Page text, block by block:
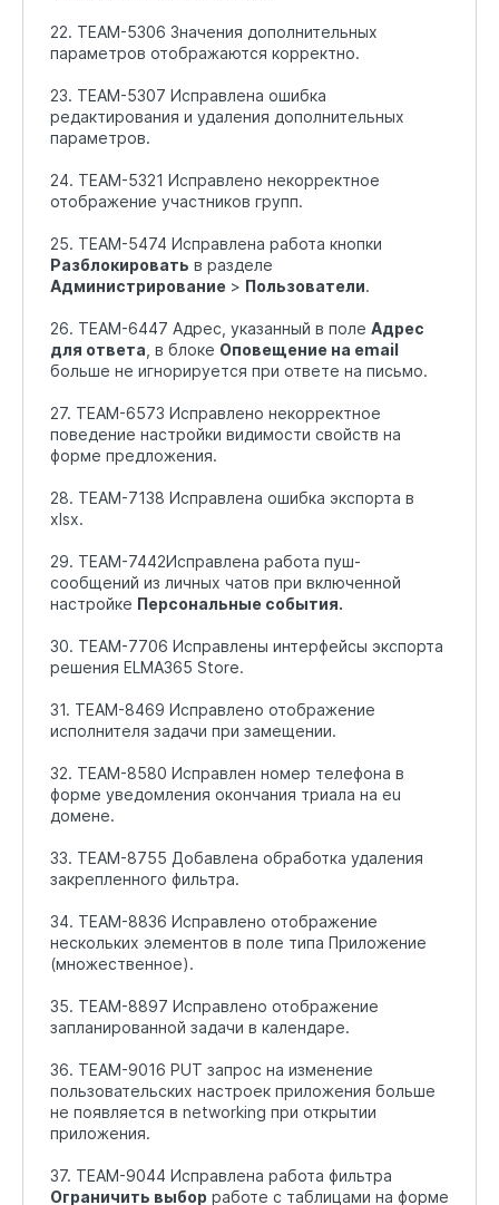
22. TEAM-5306 Значения дополнительных
параметров отображаются корректно.
23. TEAM-5307 Исправлена ошибка
редактирования и удаления дополнительных
параметров.
24. TEAM-5321 Исправлено некорректное
отображение участников групп.
25. TEAM-5474 Исправлена работа кнопки
Разблокировать в разделе
Администрирование > Пользователи.
26. TEAM-6447 Адрес, указанный в поле Адрес
для ответа , в блоке Оповещение на email
больше не игнорируется при ответе на письмо.
27. TEAM-6573 Исправлено некорректное
поведение настройки видимости свойств на
форме предложения.
28. TEAM-7138 Исправлена ошибка экспорта в
xlsx.
29. TEAM-7442Исправлена работа пуш-
сообщений из личных чатов при включенной
настройке Персональные события.
30. TEAM-7706 Исправлены интерфейсы экспорта
решения ELMA365 Store.
31. TEAM-8469 Исправлено отображение
исполнителя задачи при замещении.
32. TEAM-8580 Исправлен номер телефона в
форме уведомления окончания триала на eu
домене.
33. TEAM-8755 Добавлена обработка удаления
закрепленного фильтра.
34. TEAM-8836 Исправлено отображение
нескольких элементов в поле типа Приложение
(множественное).
35. TEAM-8897 Исправлено отображение
запланированной задачи в календаре.
36. TEAM-9016 PUT запрос на изменение
пользовательских настроек приложения больше
не появляется в networking при открытии
приложения.
37. TEAM-9044 Исправлена работа фильтра
Ограничить выбор работе с таблицами на форме